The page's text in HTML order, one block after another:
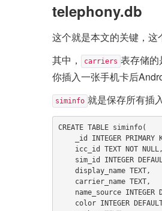
telephony.db
这个就是本文的关键，这
其中，
carriers 表存储
你插入一张手机卡后
siminfo 就是保存所有插
CREATE TABLE siminfo(